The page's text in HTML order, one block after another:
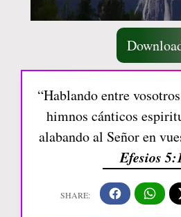
“Hablando entre
himnos cánticos
alabando al Señor en
Efesios